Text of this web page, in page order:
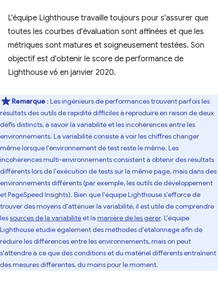
L'équipe Lighthouse travaille toujours pour s'assurer que
toutes les courbes d'évaluation sont affinées et que les
métriques sont matures et soigneusement testées. Son
objectif est d'obtenir le score de performance de
Lighthouse v6 en janvier 2020.
Remarque : Les ingénieurs de performances trouvent parfois les
résultats des outils de rapidité difficiles à reproduire en raison de deux
défis distincts, à savoir la variabilité et les incohérences entre les
environnements. La variabilité consiste à voir les chiffres changer
même lorsque l'environnement de test reste le même. Les
incohérences multi-environnements consistent à obtenir des résultats
différents lors de l'exécution de tests sur la même page, mais dans des
environnements différents (par exemple, les outils de développement
et PageSpeed Insights). Bien que l'équipe Lighthouse s'efforce de
trouver des moyens d'atténuer la variabilité, il est utile de comprendre
lessources de la variabilitéet la manière de les gérer. L'équipe
Lighthouse étudie également des méthodes d'étalonnage afin de
réduire les différences entre les environnements, mais on peut
s'attendre à ce que des conditions et du matériel différents entraînent
des mesures différentes, du moins pour le moment.